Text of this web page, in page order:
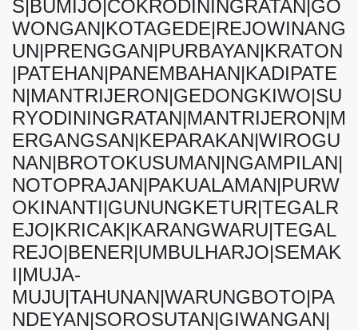
S|BUMIJO|COKRODININGRATAN|GO
WONGAN|KOTAGEDE|REJOWINANG
UN|PRENGGAN|PURBAYAN|KRATON
|PATEHAN|PANEMBAHAN|KADIPATE
N|MANTRIJERON|GEDONGKIWO|SU
RYODININGRATAN|MANTRIJERON|M
ERGANGSAN|KEPARAKAN|WIROGU
NAN|BROTOKUSUMAN|NGAMPILAN|
NOTOPRAJAN|PAKUALAMAN|PURW
OKINANTI|GUNUNGKETUR|TEGALR
EJO|KRICAK|KARANGWARU|TEGAL
REJO|BENER|UMBULHARJO|SEMAK
I|MUJA-
MUJU|TAHUNAN|WARUNGBOTO|PA
NDEYAN|SOROSUTAN|GIWANGAN|